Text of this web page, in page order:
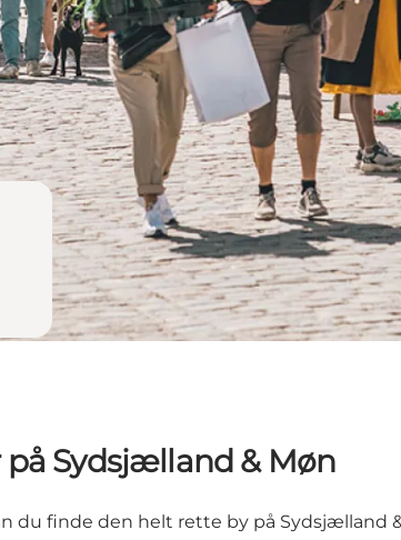
på Sydsjælland & Møn
du finde den helt rette by på Sydsjælland